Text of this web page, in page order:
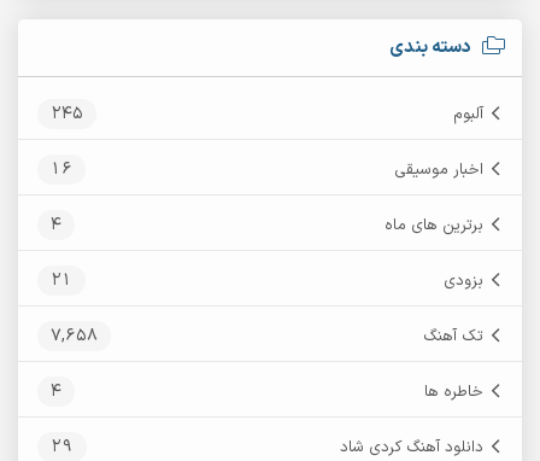
دسته بندی
آلبوم 245
اخبار موسیقی 16
برترین های ماه 4
بزودی 21
تک آهنگ 7,658
خاطره ها 4
دانلود آهنگ کردی شاد 29